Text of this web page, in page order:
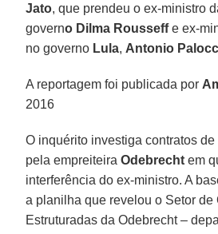
Jato, que prendeu o ex-ministro
governo Dilma Rousseffe ex-
no governo Lula, Antonio
A reportagem foi publicada por
2016
O inquérito investiga contratos
pela empreiteiraOdebrecht em
interferência do ex-ministro. A
a planilha que revelou o Setor de
Estruturadas da Odebrecht –